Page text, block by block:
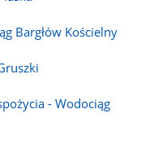
Bargłów Kościelny
- Wodociąg